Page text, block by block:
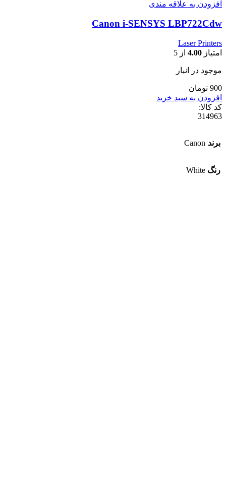
افزودن به علاقه مندی
Canon i-SENSYS LBP722Cdw
Laser Printers
امتیاز 4.00 از 5
موجود در انبار
900 تومان
افزودن به سبد خرید
کد کالا:
314963
برند Canon
رنگ White